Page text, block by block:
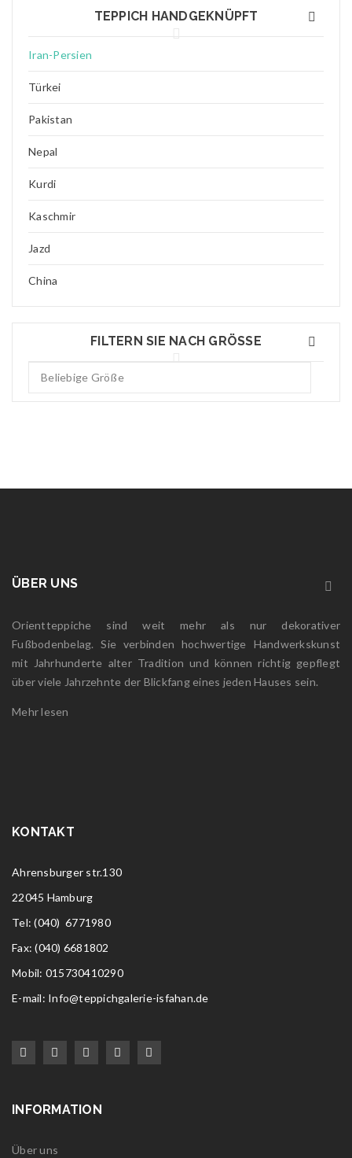
TEPPICH HANDGEKNÜPFT
Iran-Persien
Türkei
Pakistan
Nepal
Kurdi
Kaschmir
Jazd
China
FILTERN SIE NACH GRÖSSE
ÜBER UNS
Orientteppiche sind weit mehr als nur dekorativer
Fußbodenbelag. Sie verbinden hochwertige Handwerkskunst
mit Jahrhunderte alter Tradition und können richtig gepflegt
über viele Jahrzehnte der Blickfang eines jeden Hauses sein.
Mehr lesen
KONTAKT
Ahrensburger str.130
22045 Hamburg
Tel: (040) 6771980
Fax: (040) 6681802
Mobil: 015730410290
E-mail: Info@teppichgalerie-isfahan.de
INFORMATION
Über uns